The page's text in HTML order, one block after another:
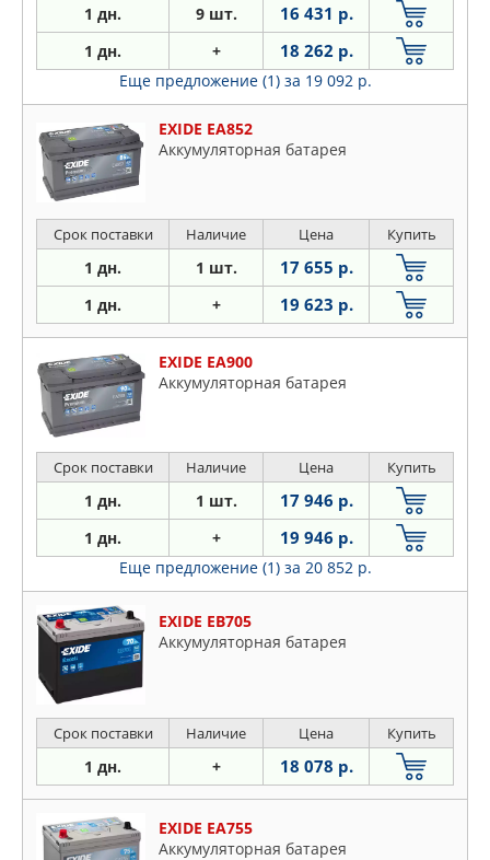
1 дн. 9 шт. 16 431 р.
1 дн. + 18 262 р.
Еще предложение (1) за 19 092 р.
EXIDE EA852
Аккумуляторная батарея
Срок поставки Наличие Цена Купить
1 дн. 1 шт. 17 655 р.
1 дн. + 19 623 р.
EXIDE EA900
Аккумуляторная батарея
Срок поставки Наличие Цена Купить
1 дн. 1 шт. 17 946 р.
1 дн. + 19 946 р.
Еще предложение (1) за 20 852 р.
EXIDE EB705
Аккумуляторная батарея
Срок поставки Наличие Цена Купить
1 дн. + 18 078 р.
EXIDE EA755
Аккумуляторная батарея